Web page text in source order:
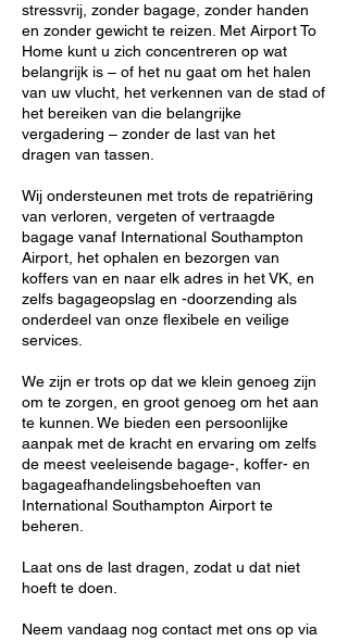
stressvrij, zonder bagage, zonder handen
en zonder gewicht te reizen. Met Airport To
Home kunt u zich concentreren op wat
belangrijk is – of het nu gaat om het halen
van uw vlucht, het verkennen van de stad of
het bereiken van die belangrijke
vergadering – zonder de last van het
dragen van tassen.
Wij ondersteunen met trots de repatriëring
van verloren, vergeten of vertraagde
bagage vanaf International Southampton
Airport, het ophalen en bezorgen van
koffers van en naar elk adres in het VK, en
zelfs bagageopslag en -doorzending als
onderdeel van onze flexibele en veilige
services.
We zijn er trots op dat we klein genoeg zijn
om te zorgen, en groot genoeg om het aan
te kunnen. We bieden een persoonlijke
aanpak met de kracht en ervaring om zelfs
de meest veeleisende bagage-, koffer- en
bagageafhandelingsbehoeften van
International Southampton Airport te
beheren.
Laat ons de last dragen, zodat u dat niet
hoeft te doen.
Neem vandaag nog contact met ons op via